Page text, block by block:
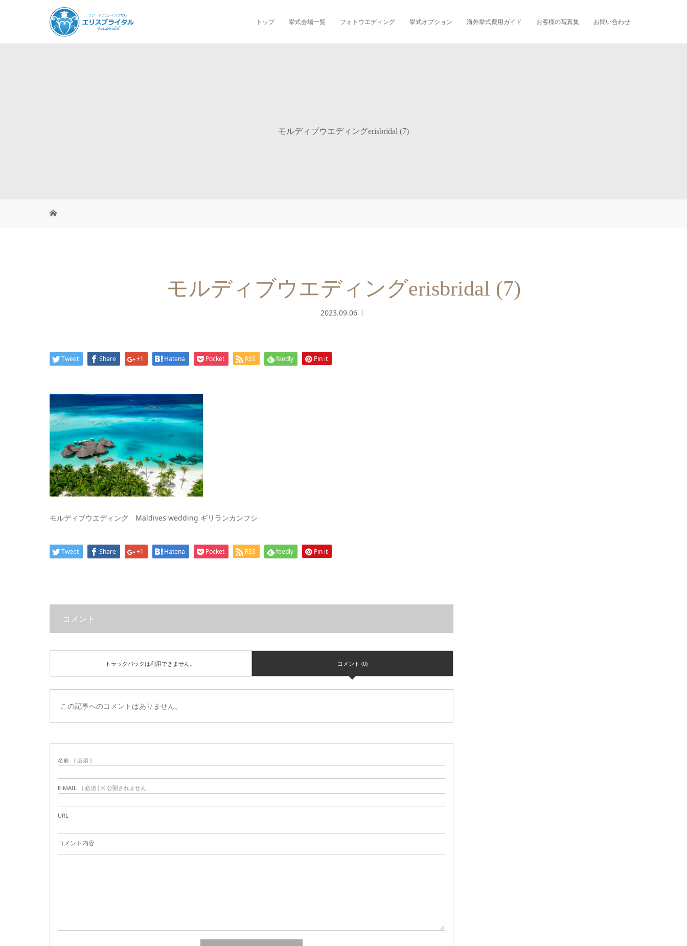
トップ 挙式会場一覧 フォトウエディング 挙式オプション 海外挙式費用ガイド お客様の写真集 お問い合わせ
モルディブウエディングerisbridal (7)
モルディブウエディングerisbridal (7)
2023.09.06
Tweet Share +1 Hatena Pocket RSS feedly Pin it
モルディブウエディング Maldives wedding ギリランカンフシ
Tweet Share +1 Hatena Pocket RSS feedly Pin it
コメント
トラックバックは利用できません。 コメント (0)
この記事へのコメントはありません。
名前 ( 必須 )
E-MAIL ( 必須 ) ※ 公開されません
URL
コメント内容